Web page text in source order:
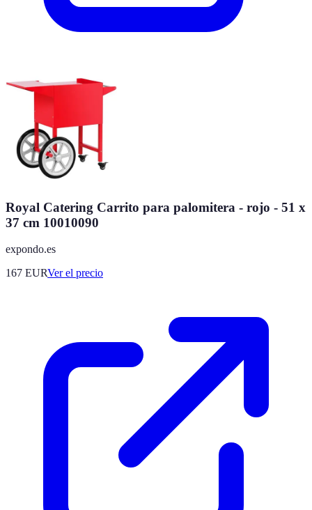
Royal Catering Carrito para palomitera - rojo - 51 x
37 cm 10010090
expondo.es
167 EURVer el precio